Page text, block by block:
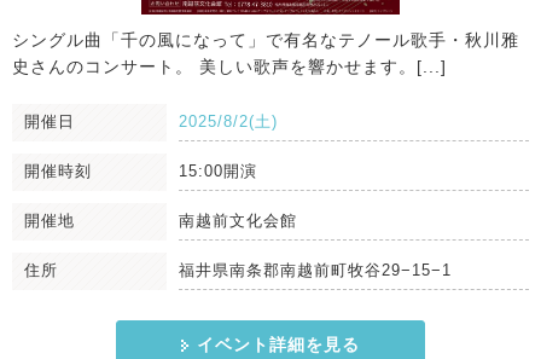
シングル曲「千の風になって」で有名なテノール歌手・秋川雅
史さんのコンサート。 美しい歌声を響かせます。[...]
開催日 2025/8/2(土)
開催時刻 15:00開演
開催地 南越前文化会館
住所 福井県南条郡南越前町牧谷29−15−1
イベント詳細を見る